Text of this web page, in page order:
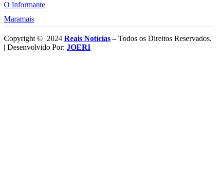
O Informante
Maramais
Copyright © 2024 Reais Notícias – Todos os Direitos Reservados.
| Desenvolvido Por: JOERI